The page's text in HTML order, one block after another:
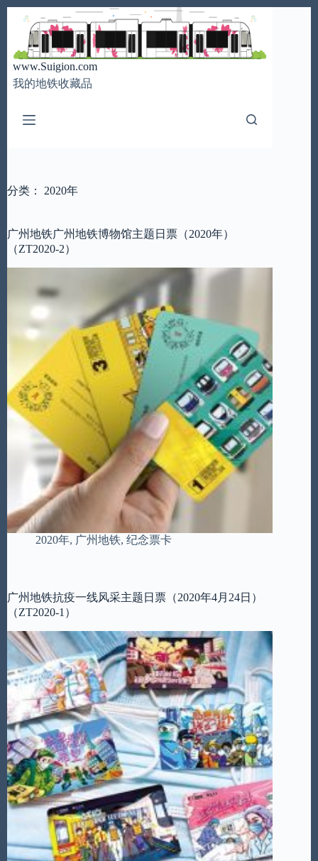
容
www.Suigion.com
我的地铁收藏品
分类： 2020年
广州地铁广州地铁博物馆主题日票（2020年）
（ZT2020-2）
2020年, 广州地铁, 纪念票卡
广州地铁抗疫一线风采主题日票（2020年4月24日）
（ZT2020-1）